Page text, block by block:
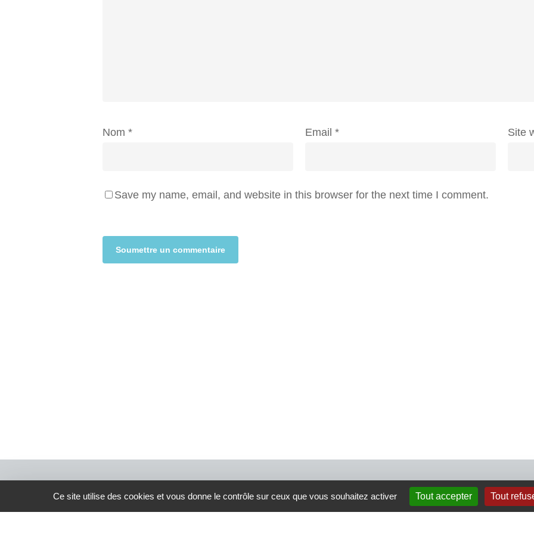
Nom * Email * Site
Save my name, email, and website in this browser for the next time I comment.
4 rue Crec’h-Ugen
22810 Belle Isle en Terre
Ce site utilise des cookies et vous donne le contrôle sur ceux que vous souhaitez activer Tout accepter Tout